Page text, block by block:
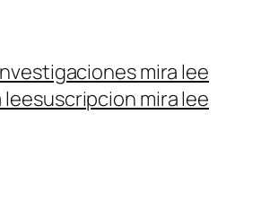
mira lee
leesuscripcion mira lee